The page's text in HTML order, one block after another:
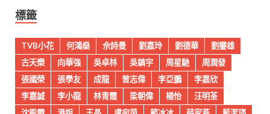
標籤
TVB小花 何鴻燊 佘詩曼 劉嘉玲 劉德華
劉鑾雄
古天樂
向華強 吳卓林 吳鎮宇 周星馳
周潤發
張國榮
張學友 成龍 曾志偉 李亞鵬
李嘉欣
李嘉誠
李小龍 林青霞 梁朝偉 楊怡
汪明荃